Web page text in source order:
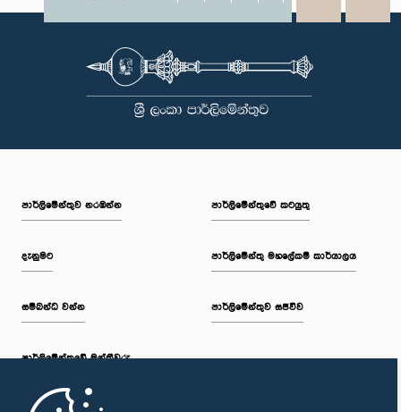
WhatsAppLinkedIn
පාර්ලි‌මේන්තුව නරඹන්න
දැනුමට
සම්බන්ධ වන්න
පාර්ලි‌මේන්තුවේ මන්ත්‍රීවරු
මුල් පිටුව
පාර්ලිමේන්තුවේ කටයුතු
පාර්ලිමේන්තු මහලේකම් කාර්යාලය
පාර්ලිමේන්තුව සජීවීව